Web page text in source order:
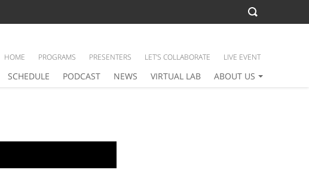
SCHEDULE PODCAST NEWS VIRTUAL LAB ABOUT US
HOME PROGRAMS PRESENTERS LET’S COLLABORATE LIVE EVENT